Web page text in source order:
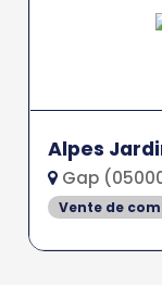
Alpes
Gap
Vente de